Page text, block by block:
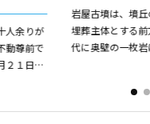
人余りが
動尊前で
２１日に
岩屋古墳は、墳
埋葬主体とする
代に奥壁の一枚